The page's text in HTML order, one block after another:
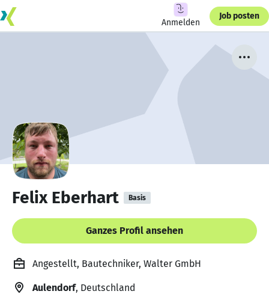
Anmelden
Job posten
Felix Eberhart Basis
Ganzes Profil ansehen
Angestellt, Bautechniker, Walter GmbH
Aulendorf, Deutschland